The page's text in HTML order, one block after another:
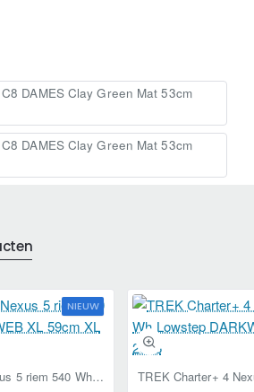
DAMES Clay Green Mat 53cm
DAMES Clay Green Mat 53cm
NIEUW
TREK Charter+ 4 Nexus 5 riem 540 Wh Lowstep DARKWEB XL 59cm XL 2026